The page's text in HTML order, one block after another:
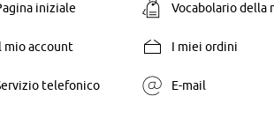
iniziale Vocabolario della
mio account I miei ordini
telefonico E-mail